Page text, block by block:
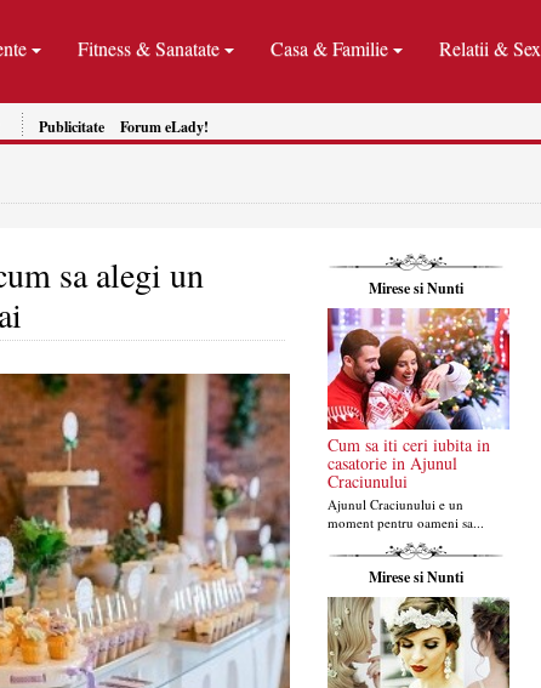
Fitness & Sanatate Casa & Familie Relatii & Sex
Publicitate Forum eLady!
sa alegi un
Mirese si Nunti
Cum sa iti ceri iubita in
casatorie in Ajunul
Craciunului
Ajunul Craciunului e un
moment pentru oameni sa...
Mirese si Nunti